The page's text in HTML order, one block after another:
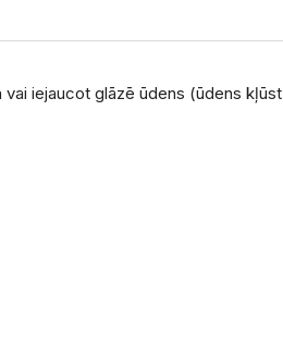
vai iejaucot glāzē ūdens (ūdens kļūst